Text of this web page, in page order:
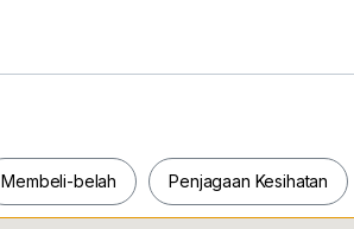
Membeli-belah Penjagaan Kesihatan